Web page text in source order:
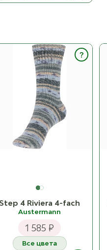
588 Blau
ост. 10
589 Granit
ост. 8
590 Petrol
ост. 6
Step 4 Riviera 4-fach
Austermann
?
1 585 ₽
Все цвета